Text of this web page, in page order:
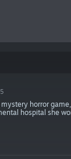
horror
hospital she